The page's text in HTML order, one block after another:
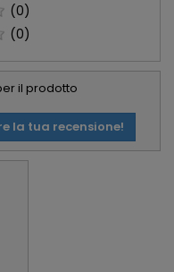
(0)
(0)
il prodotto
la tua recensione!